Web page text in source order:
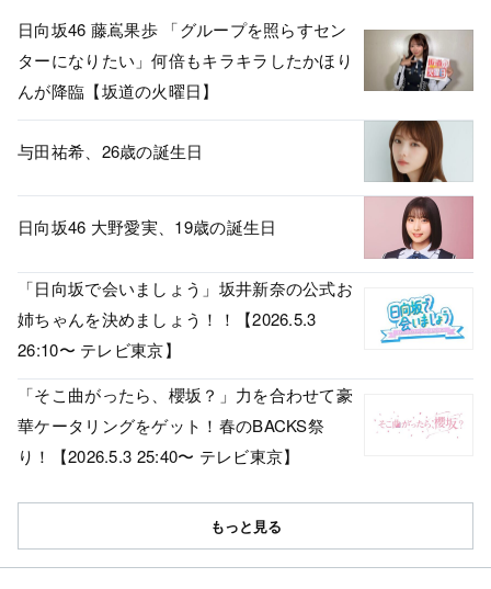
日向坂46 藤嶌果歩 「グループを照らすセン
ターになりたい」何倍もキラキラしたかほり
んが降臨【坂道の火曜日】
与田祐希、26歳の誕生日
日向坂46 大野愛実、19歳の誕生日
「日向坂で会いましょう」坂井新奈の公式お
姉ちゃんを決めましょう！！【2026.5.3
26:10〜 テレビ東京】
「そこ曲がったら、櫻坂？」力を合わせて豪
華ケータリングをゲット！春のBACKS祭
り！【2026.5.3 25:40〜 テレビ東京】
もっと見る